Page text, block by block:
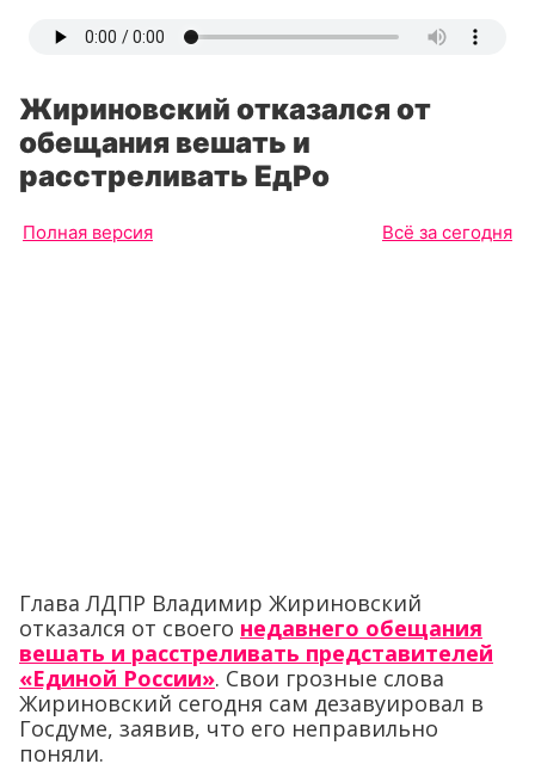
Жириновский отказался от
обещания вешать и
расстреливать ЕдРо
Полная версия Всё за сегодня
Глава ЛДПР Владимир Жириновский
отказался от своего недавнего обещания
вешать и расстреливать представителей
«Единой России». Свои грозные слова
Жириновский сегодня сам дезавуировал в
Госдуме, заявив, что его неправильно
поняли.